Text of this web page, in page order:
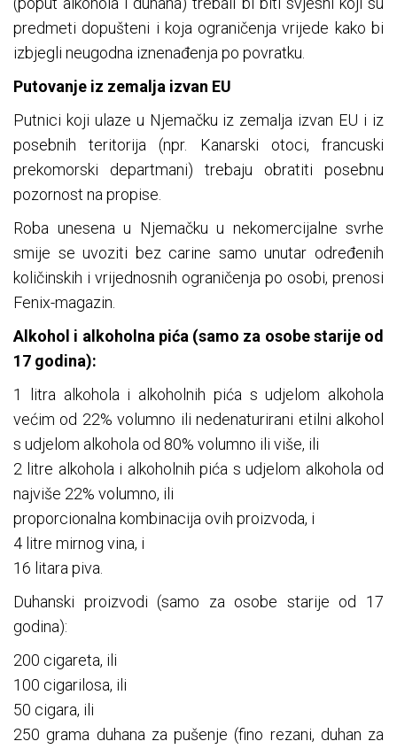
predmeti dopušteni i koja ograničenja vrijede kako bi
izbjegli neugodna iznenađenja po povratku.
Putovanje iz zemalja izvan EU
Putnici koji ulaze u Njemačku iz zemalja izvan EU i iz
posebnih teritorija (npr. Kanarski otoci, francuski
prekomorski departmani) trebaju obratiti posebnu
pozornost na propise.
Roba unesena u Njemačku u nekomercijalne svrhe
smije se uvoziti bez carine samo unutar određenih
količinskih i vrijednosnih ograničenja po osobi, prenosi
Fenix-magazin.
Alkohol i alkoholna pića (samo za osobe starije od
17 godina):
1 litra alkohola i alkoholnih pića s udjelom alkohola
većim od 22% volumno ili nedenaturirani etilni alkohol
s udjelom alkohola od 80% volumno ili više, ili
2 litre alkohola i alkoholnih pića s udjelom alkohola od
najviše 22% volumno, ili
proporcionalna kombinacija ovih proizvoda, i
4 litre mirnog vina, i
16 litara piva.
Duhanski proizvodi (samo za osobe starije od 17
godina):
200 cigareta, ili
100 cigarilosa, ili
50 cigara, ili
250 grama duhana za pušenje (fino rezani, duhan za